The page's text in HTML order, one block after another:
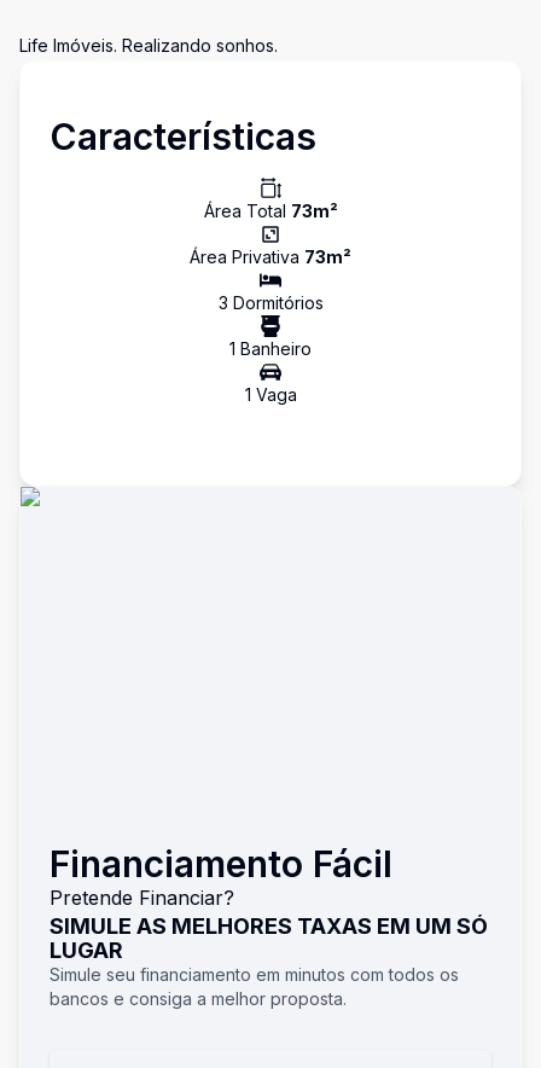
Life Imóveis. Realizando sonhos.
Características
Área Total 73m²
Área Privativa 73m²
3 Dormitórios
1 Banheiro
1 Vaga
Financiamento Fácil
Pretende Financiar?
SIMULE AS MELHORES TAXAS EM UM SÓ
LUGAR
Simule seu financiamento em minutos com todos os
bancos e consiga a melhor proposta.